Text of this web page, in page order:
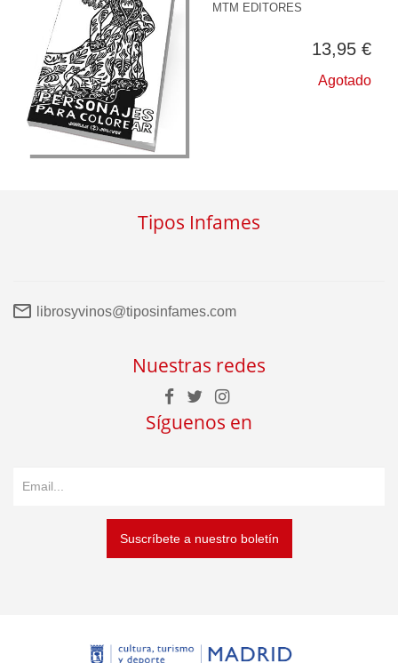
MTM EDITORES
13,95 €
Agotado
Tipos Infames
librosyvinos@tiposinfames.com
Nuestras redes
Síguenos en
Suscríbete a nuestro boletín